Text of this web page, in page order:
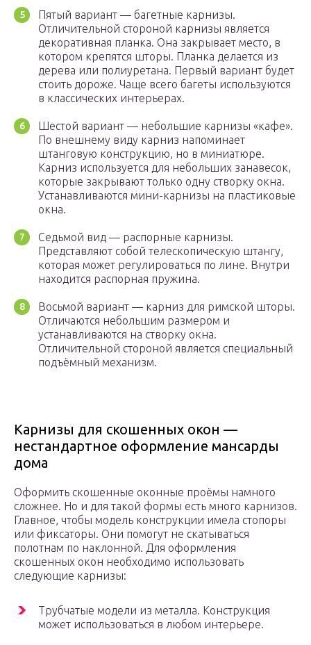
Пятый вариант — багетные карнизы.
Отличительной стороной карнизы является
декоративная планка. Она закрывает место, в
котором крепятся шторы. Планка делается из
дерева или полиуретана. Первый вариант будет
стоить дороже. Чаще всего багеты используются
в классических интерьерах.
Шестой вариант — небольшие карнизы «кафе».
По внешнему виду карниз напоминает
штанговую конструкцию, но в миниатюре.
Карниз используется для небольших занавесок,
которые закрывают только одну створку окна.
Устанавливаются мини-карнизы на пластиковые
окна.
Седьмой вид — распорные карнизы.
Представляют собой телескопическую штангу,
которая может регулироваться по лине. Внутри
находится распорная пружина.
Восьмой вариант — карниз для римской шторы.
Отличаются небольшим размером и
устанавливаются на створку окна.
Отличительной стороной является специальный
подъёмный механизм.
Карнизы для скошенных окон —
нестандартное оформление мансарды
дома
Оформить скошенные оконные проёмы намного
сложнее. Но и для такой формы есть много карнизов.
Главное, чтобы модель конструкции имела стопоры
или фиксаторы. Они помогут не скатываться
полотнам по наклонной. Для оформления
скошенных окон необходимо использовать
следующие карнизы:
Трубчатые модели из металла. Конструкция
может использоваться в любом интерьере.